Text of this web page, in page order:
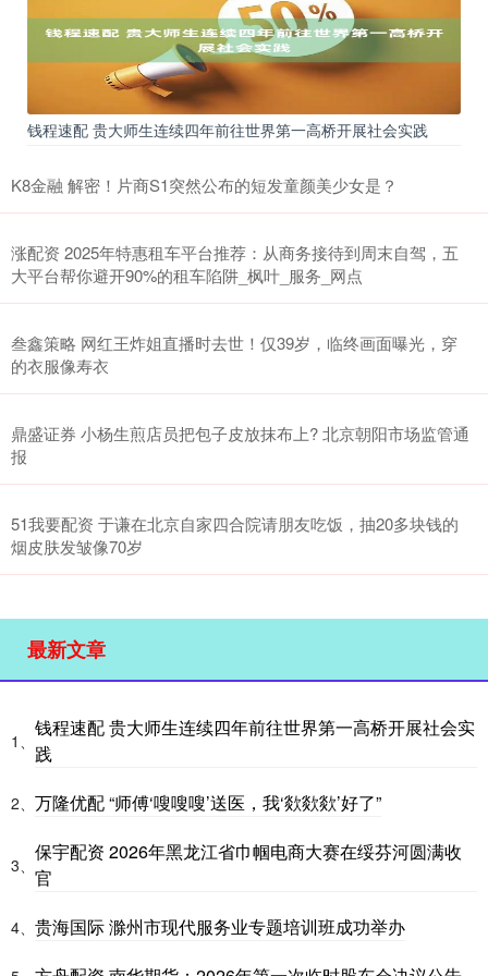
钱程速配 贵大师生连续四年前往世界第一高桥开展社会实践
K8金融 解密！片商S1突然公布的短发童颜美少女是？
涨配资 2025年特惠租车平台推荐：从商务接待到周末自驾，五
大平台帮你避开90%的租车陷阱_枫叶_服务_网点
叁鑫策略 网红王炸姐直播时去世！仅39岁，临终画面曝光，穿
的衣服像寿衣
鼎盛证券 小杨生煎店员把包子皮放抹布上? 北京朝阳市场监管通
报
51我要配资 于谦在北京自家四合院请朋友吃饭，抽20多块钱的
烟皮肤发皱像70岁
最新文章
1、
钱程速配 贵大师生连续四年前往世界第一高桥开展社会实
践
2、 万隆优配 “师傅‘嗖嗖嗖’送医，我‘欻欻欻’好了”
3、
保宇配资 2026年黑龙江省巾帼电商大赛在绥芬河圆满收
官
4、 贵海国际 滁州市现代服务业专题培训班成功举办